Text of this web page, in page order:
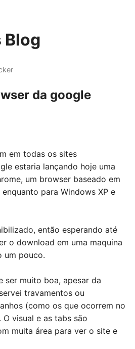
Blog
da google
em todas os sites
estaria lançando hoje uma
um browser baseado em
para Windows XP e
então esperando até
o download em uma maquina
um pouco.
ser muito boa, apesar da
travamentos ou
(como os que ocorrem no
visual e as tabs são
muita área para ver o site e